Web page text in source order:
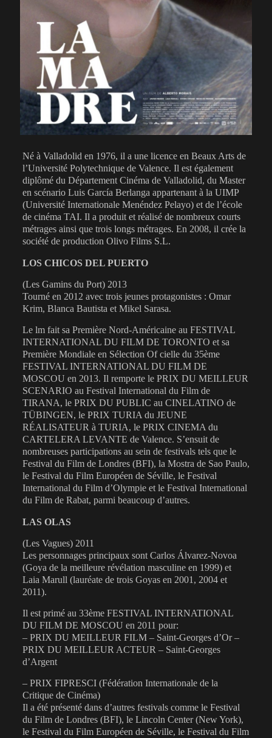
Né à Valladolid en 1976, il a une licence en Beaux Arts de
l’Université Polytechnique de Valence. Il est également
diplômé du Département Cinéma de Valladolid, du Master
en scénario Luis García Berlanga appartenant à la UIMP
(Université Internationale Menéndez Pelayo) et de l’école
de cinéma TAI. Il a produit et réalisé de nombreux courts
métrages ainsi que trois longs métrages. En 2008, il crée la
société de production Olivo Films S.L.
LOS CHICOS DEL PUERTO
(Les Gamins du Port) 2013
Tourné en 2012 avec trois jeunes protagonistes : Omar
Krim, Blanca Bautista et Mikel Sarasa.
Le lm fait sa Première Nord-Américaine au FESTIVAL
INTERNATIONAL DU FILM DE TORONTO et sa
Première Mondiale en Sélection Of cielle du 35ème
FESTIVAL INTERNATIONAL DU FILM DE
MOSCOU en 2013. Il remporte le PRIX DU MEILLEUR
SCENARIO au Festival International du Film de
TIRANA, le PRIX DU PUBLIC au CINELATINO de
TÜBINGEN, le PRIX TURIA du JEUNE
RÉALISATEUR à TURIA, le PRIX CINEMA du
CARTELERA LEVANTE de Valence. S’ensuit de
nombreuses participations au sein de festivals tels que le
Festival du Film de Londres (BFI), la Mostra de Sao Paulo,
le Festival du Film Européen de Séville, le Festival
International du Film d’Olympie et le Festival International
du Film de Rabat, parmi beaucoup d’autres.
LAS OLAS
(Les Vagues) 2011
Les personnages principaux sont Carlos Álvarez-Novoa
(Goya de la meilleure révélation masculine en 1999) et
Laia Marull (lauréate de trois Goyas en 2001, 2004 et
2011).
Il est primé au 33ème FESTIVAL INTERNATIONAL
DU FILM DE MOSCOU en 2011 pour:
– PRIX DU MEILLEUR FILM – Saint-Georges d’Or –
PRIX DU MEILLEUR ACTEUR – Saint-Georges
d’Argent
– PRIX FIPRESCI (Fédération Internationale de la
Critique de Cinéma)
Il a été présenté dans d’autres festivals comme le Festival
du Film de Londres (BFI), le Lincoln Center (New York),
le Festival du Film Européen de Séville, le Festival du Film